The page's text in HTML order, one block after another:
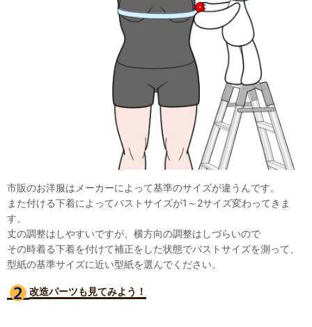
市販のお洋服はメーカーによって基準のサイズが違うんです。
また付ける下着によってバストサイズが1～2サイズ変わってきま
す。
丈の調整はしやすいですが、横方向の調整はしづらいので
その時着る下着を付けて補正をした状態でバストサイズを測って、
型紙の基準サイズに近い型紙を選んでください。
改造パーツも見てみよう！